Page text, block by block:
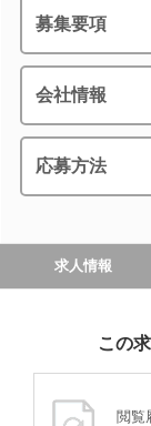
募集要項
会社情報
応募方法
求人情報
この
閲覧